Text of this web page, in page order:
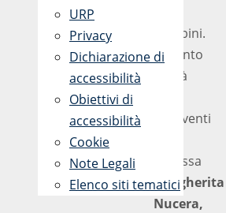
bambini.
L’evento
vedrà
interventi
Prof.ssa
Margherita
Nucera,
URP
Privacy
Dichiarazione di
accessibilità
Obiettivi di
accessibilità
Cookie
Note Legali
Elenco siti tematici